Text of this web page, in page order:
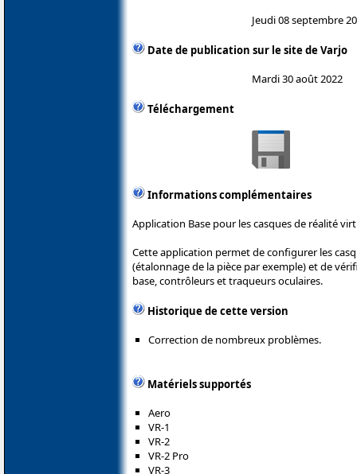
Jeudi 08 septembre
Date de publication sur le site de Varjo
Mardi 30 août 2022
Téléchargement
Informations complémentaires
Application Base pour les casques de réalité
Cette application permet de configurer les
(étalonnage de la pièce par exemple) et de
base, contrôleurs et traqueurs oculaires.
Historique de cette version
Correction de nombreux problèmes.
Matériels supportés
Aero
VR-1
VR-2
VR-2 Pro
VR-3